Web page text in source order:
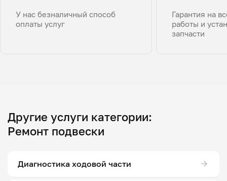
У нас безналичный способ
оплаты услуг
Гарантия на
работы и
запчасти
Другие услуги категории:
Ремонт подвески
Диагностика ходовой части